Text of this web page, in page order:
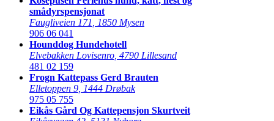
smådyrspensjonat
Faugliveien 171
1850 Mysen
906 06 041
Hounddog Hundehotell
Elvebakken Lovisenro 4790 Lillesand
481 02 159
Frogn Kattepass Gerd Brauten
Elletoppen 9 1444 Drøbak
975 05 755
Eikås Gård Og Kattepensjon Skurtveit